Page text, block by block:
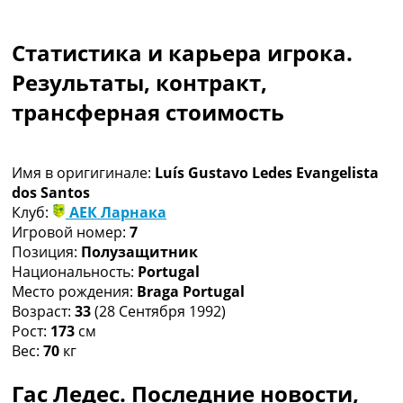
Чемпионат Мира
Украина. Премьер-Лига
Украина. Первая Лига
Лига Чемпионов
Другие Турниры >>>
Таблицы
Таблицы групп Чемпионата Мира
Украина. Премьер-Лига
Украина. Первая Лига
Лига Чемпионов. Таблицы групп
Англия. Премьер-Лига
Испания. Ла Лига
Все таблицы >>>
Рейтинги
Рейтинг клубов УЕФА
Статистика и карьера игрока.
Результаты, контракт,
трансферная стоимость
Имя в оригигинале: Luís Gustavo Ledes Evangelista
dos Santos
Клуб:
АЕК Ларнака
Игровой номер: 7
Позиция: Полузащитник
Национальность: Portugal
Место рождения: Braga Portugal
Возраст: 33(28 Сентября 1992)
Рост: 173 см
Вес: 70 кг
Гас Ледес. Последние новости,